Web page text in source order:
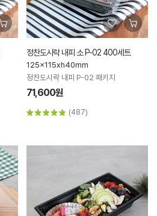
정찬도시락 내피 소 P-02 400세트
125x115xh40mm
정찬도시락 내피 P-02 패키지
71,600원
(487)